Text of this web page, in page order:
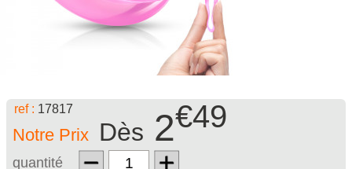
ref : 17817
Notre Prix Dès 2€49
quantité